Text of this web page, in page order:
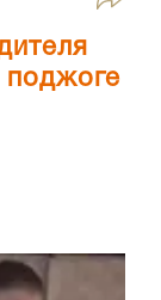
поджоге